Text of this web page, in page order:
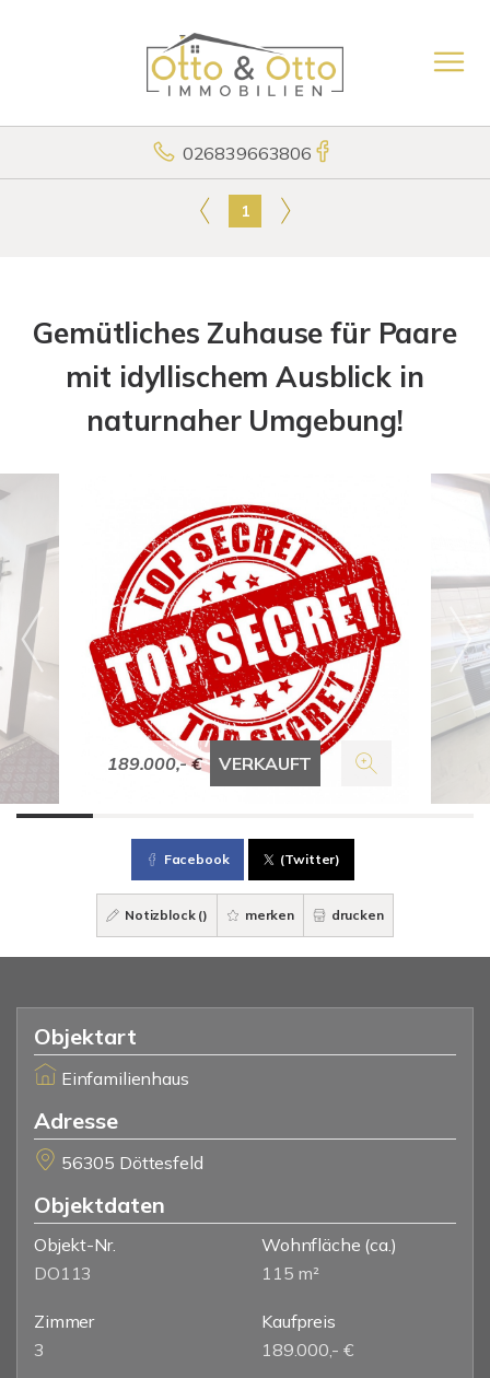
026839663806
1
Gemütliches Zuhause für Paare
mit idyllischem Ausblick in
naturnaher Umgebung!
189.000,- € VERKAUFT
Facebook (Twitter)
Notizblock () merken drucken
Objektart
Einfamilienhaus
Adresse
56305 Döttesfeld
Objektdaten
Objekt-Nr.
DO113
Wohnfläche (ca.)
115 m²
Zimmer
3
Kaufpreis
189.000,- €